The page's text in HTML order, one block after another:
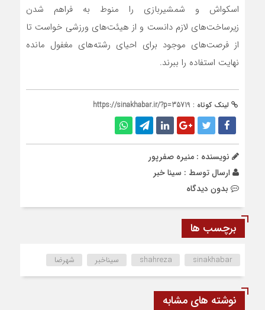
اسکواش و شمشیربازی را منوط به فراهم شدن
زیرساخت‌های لازم دانست و از هیئت‌های ورزشی خواست تا
از فرصت‌های موجود برای احیای رشته‌های مغفول مانده
نهایت استفاده را ببرند.
لینک کوتاه : https://sinakhabar.ir/?p=35719
نویسنده : منیره صفرپور
ارسال توسط : سینا خبر
بدون دیدگاه
برچسب ها
shahreza sinakhabar سیناخبر شهرضا
نوشته های مشابه